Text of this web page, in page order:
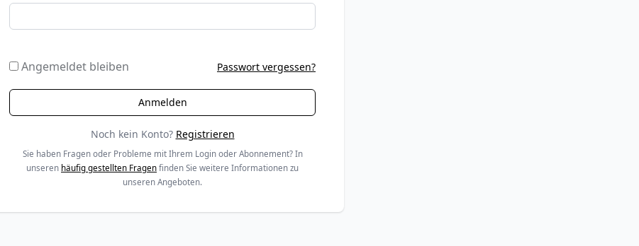
Angemeldet bleiben Passwort vergessen?
Noch kein Konto? Registrieren
Sie haben Fragen oder Probleme mit Ihrem Login oder Abonnement? In
unseren häufig gestellten Fragen finden Sie weitere Informationen zu
unseren Angeboten.